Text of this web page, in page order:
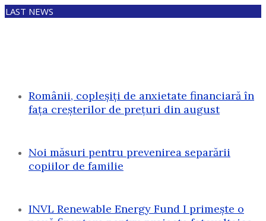
LAST NEWS
Românii, copleșiți de anxietate financiară în
fața creșterilor de prețuri din august
Noi măsuri pentru prevenirea separării
copiilor de familie
INVL Renewable Energy Fund I primește o